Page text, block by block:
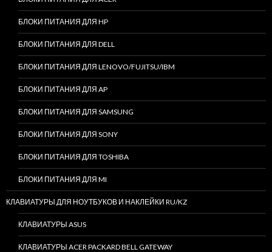
БЛОКИ ПИТАНИЯ ДЛЯ HP
БЛОКИ ПИТАНИЯ ДЛЯ DELL
БЛОКИ ПИТАНИЯ ДЛЯ LENOVO/FUJITSU/IBM
БЛОКИ ПИТАНИЯ ДЛЯ AP
БЛОКИ ПИТАНИЯ ДЛЯ SAMSUNG
БЛОКИ ПИТАНИЯ ДЛЯ SONY
БЛОКИ ПИТАНИЯ ДЛЯ TOSHIBA
БЛОКИ ПИТАНИЯ ДЛЯ MI
КЛАВИАТУРЫ ДЛЯ НОУТБУКОВ И НАКЛЕЙКИ RU/KZ
КЛАВИАТУРЫ ASUS
КЛАВИАТУРЫ ACER PACKARD BELL GATEWAY